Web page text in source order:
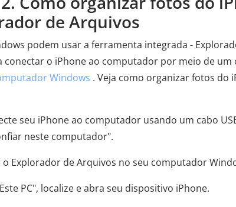
de Arquivos
podem usar a ferramenta integrada -
conectar o iPhone ao computador por meio de um
Windows . Veja como organizar fotos do
seu iPhone ao computador usando um cabo
neste computador".
o Explorador de Arquivos no seu computador
PC", localize e abra seu dispositivo iPhone.